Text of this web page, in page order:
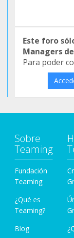
Este foro
Managers
Para poder
Sobre
Teaming
Fundación
Teaming
¿Qué es
Teaming?
Blog